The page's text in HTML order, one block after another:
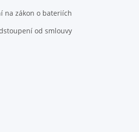
na zákon o bateriích
od smlouvy